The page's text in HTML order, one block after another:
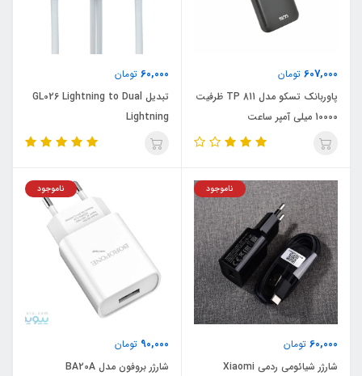
607,000 تومان
پاوربانک تسکو مدل TP 811 ظرفیت
10000 میلی آمپر ساعت
60,000 تومان
تبدیل GL026 Lightning to Dual
Lightning
60,000 تومان
ناموجود
شارژر شیائومی ردمی Xiaomi
90,000 تومان
ناموجود
شارژر بروفون مدل BA20A